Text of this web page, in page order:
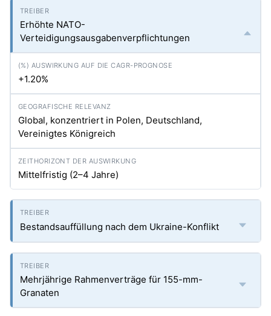
Erhöhte NATO-
Verteidigungsausgabenverpflichtungen
+1.20%
Global, konzentriert in Polen, Deutschland,
Vereinigtes Königreich
Mittelfristig (2–4 Jahre)
Bestandsauffüllung nach dem Ukraine-Konflikt
Mehrjährige Rahmenverträge für 155-mm-
Granaten